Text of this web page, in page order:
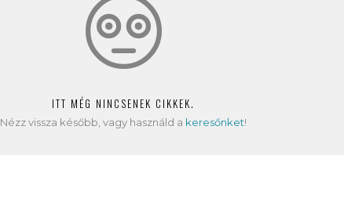
ITT MÉG NINCSENEK CIKKEK.
Nézz vissza később, vagy használd a keresőnket!